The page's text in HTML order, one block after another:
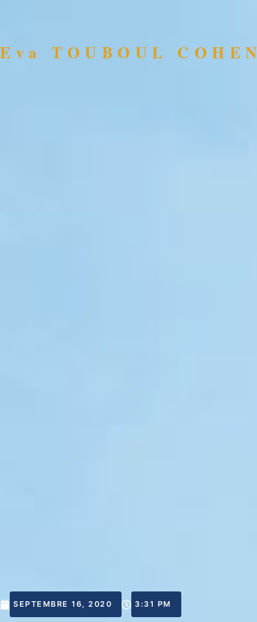
Eva TOUBOUL COHEN
SEPTEMBRE 16, 2020 3:31 PM